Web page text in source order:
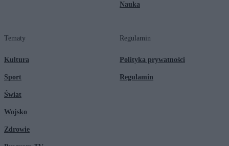
Nauka
Tematy
Kultura
Sport
Świat
Wojsko
Zdrowie
Regulamin
Polityka prywatności
Regulamin